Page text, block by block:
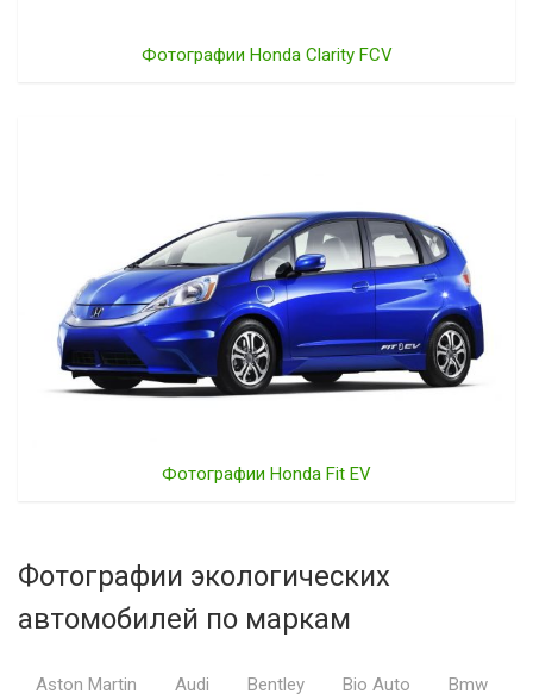
Фотографии Honda Clarity FCV
Фотографии Honda Fit EV
Фотографии экологических
автомобилей по маркам
Aston Martin Audi Bentley Bio Auto Bmw